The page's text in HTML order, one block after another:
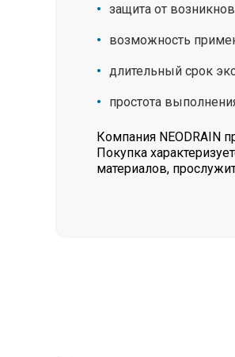
защита от
возможность
длительный срок
простота
Компания NEODRAIN
Покупка
материалов,